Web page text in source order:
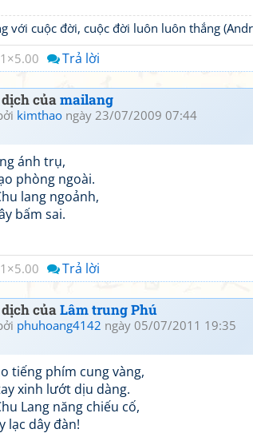
với cuộc đời, cuộc đời luôn luôn thắng
1 5.00 Trả lời
củamailang
kimthao ngày 23/07/2009 07:44
ánh trụ,
phòng ngoài.
lang ngoảnh,
bấm sai.
1 5.00 Trả lời
củaLâm trung Phú
phuhoang4142 ngày 05/07/2011 19:35
tiếng phím cung vàng,
xinh lướt dịu dàng.
Lang năng chiếu cố,
lạc dây đàn!